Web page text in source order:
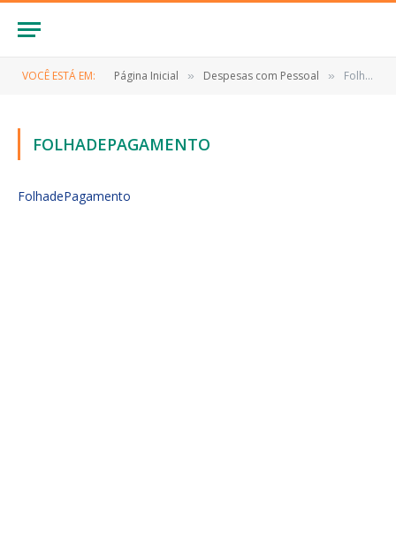
VOCÊ ESTÁ EM: Página Inicial » Despesas com Pessoal » FolhadePagamento
FOLHADEPAGAMENTO
FolhadePagamento